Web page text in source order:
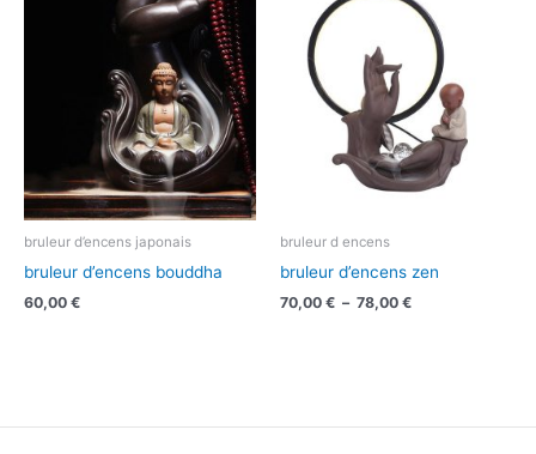
bruleur d’encens japonais
bruleur d’encens bouddha
60,00 €
bruleur d encens
bruleur d’encens zen
70,00 € – 78,00 €
70,00 €
78,00 €